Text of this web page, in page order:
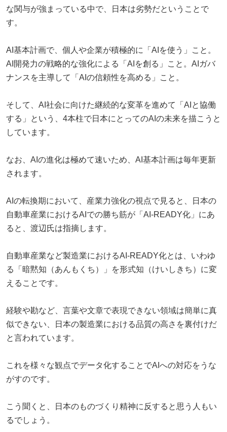
な関与が強まっている中で、日本は劣勢だということで
す。
AI基本計画で、個人や企業が積極的に「AIを使う」こと。
AI開発力の戦略的な強化による「AIを創る」こと。AIガバ
ナンスを主導して「AIの信頼性を高める」こと。
そして、AI社会に向けた継続的な変革を進めて「AIと協働
する」という、4本柱で日本にとってのAIの未来を描こうと
しています。
なお、AIの進化は極めて速いため、AI基本計画は毎年更新
されます。
AIの転換期において、産業力強化の視点で見ると、日本の
自動車産業におけるAIでの勝ち筋が「AI-READY化」にあ
ると、渡辺氏は指摘します。
自動車産業など製造業におけるAI-READY化とは、いわゆ
る「暗黙知（あんもくち）」を形式知（けいしきち）に変
えることです。
経験や勘など、言葉や文章で表現できない領域は簡単に真
似できない、日本の製造業における品質の高さを裏付けだ
と言われています。
これを様々な観点でデータ化することでAIへの対応をうな
がすのです。
こう聞くと、日本のものづくり精神に反すると思う人もい
るでしょう。